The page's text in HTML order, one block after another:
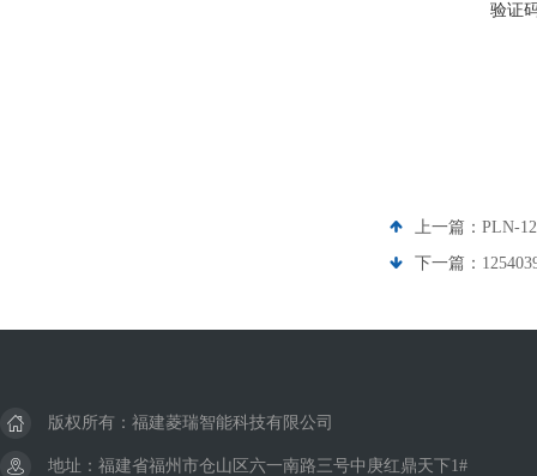
验证
上一篇： PLN-
下一篇：
版权所有：福建菱瑞智能科技有限公司
地址：福建省福州市仓山区六一南路三号中庚红鼎天下1#